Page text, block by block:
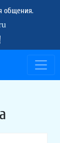
общения.